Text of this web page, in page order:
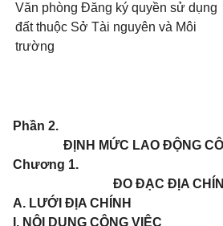
Văn phòng Đăng ký quyền sử dụng
đất thuộc Sở Tài nguyên và Môi
trường
Phần 2.
ĐỊNH MỨC LAO ĐỘNG
Chương 1.
ĐO ĐẠC ĐỊA
A. LƯỚI ĐỊA CHÍNH
I. NỘI DUNG CÔNG VIỆC